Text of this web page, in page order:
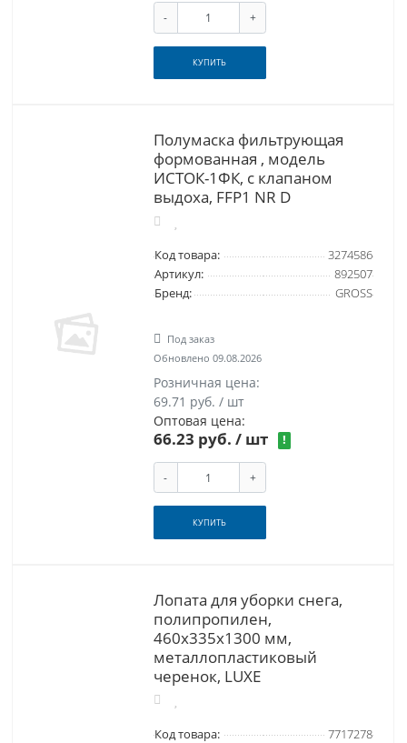
- +
КУПИТЬ
Полумаска фильтрующая
формованная , модель
ИСТОК-1ФК, с клапаном
выдоха, FFP1 NR D
Код товара:
3274586
Артикул:
892507
Бренд:
GROSS
Под заказ
Обновлено 09.08.2026
Розничная цена:
69.71 руб. / шт
Оптовая цена:
66.23 руб. / шт !
- +
КУПИТЬ
Лопата для уборки снега,
полипропилен,
460х335х1300 мм,
металлопластиковый
черенок, LUXE
Код товара:
7717278